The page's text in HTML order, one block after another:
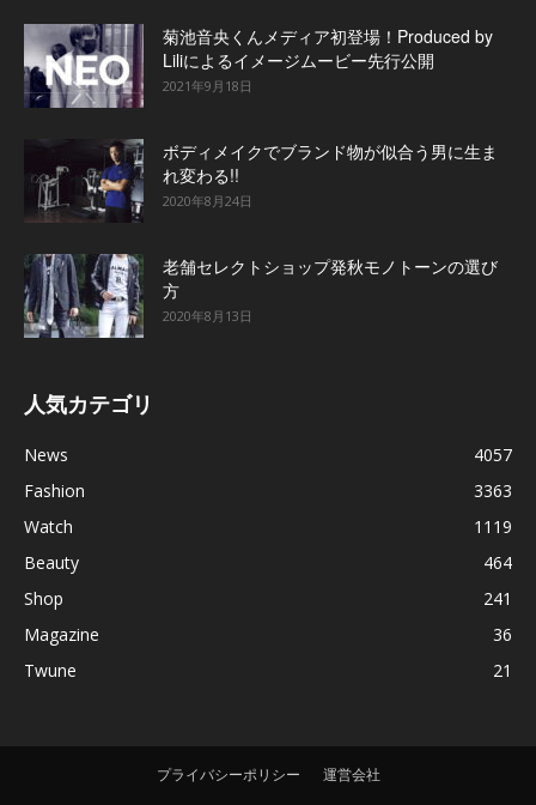
菊池音央くんメディア初登場！Produced by
Liliによるイメージムービー先行公開
2021年9月18日
ボディメイクでブランド物が似合う男に生ま
れ変わる!!
2020年8月24日
老舗セレクトショップ発秋モノトーンの選び
方
2020年8月13日
人気カテゴリ
News
4057
Fashion
3363
Watch
1119
Beauty
464
Shop
241
Magazine
36
Twune
21
プライバシーポリシー 運営会社